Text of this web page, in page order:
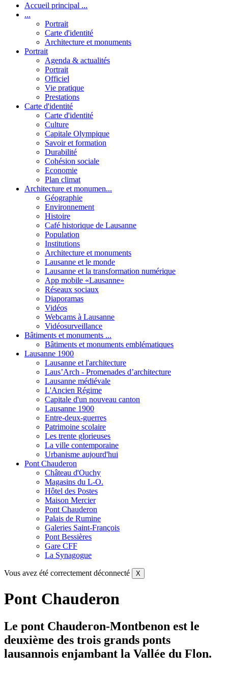
Accueil principal ...
...
Portrait
Carte d'identité
Architecture et monuments
Portrait
Agenda & actualités
Portrait
Officiel
Vie pratique
Prestations
Carte d'identité
Carte d'identité
Culture
Capitale Olympique
Savoir et formation
Durabilité
Cohésion sociale
Economie
Plan climat
Architecture et monumen...
Géographie
Environnement
Histoire
Café historique de Lausanne
Population
Institutions
Architecture et monuments
Lausanne et le monde
Lausanne et la transformation numérique
App mobile «Lausanne»
Réseaux sociaux
Diaporamas
Vidéos
Webcams à Lausanne
Vidéosurveillance
Bâtiments et monuments ...
Bâtiments et monuments emblématiques
Lausanne 1900
Lausanne et l'architecture
Laus’Arch - Promenades d’architecture
Lausanne médiévale
L'Ancien Régime
Capitale d'un nouveau canton
Lausanne 1900
Entre-deux-guerres
Patrimoine scolaire
Les trente glorieuses
La ville contemporaine
Urbanisme aujourd'hui
Pont Chauderon
Château d'Ouchy
Magasins du L-O.
Hôtel des Postes
Maison Mercier
Pont Chauderon
Palais de Rumine
Galeries Saint-François
Pont Bessières
Gare CFF
La Synagogue
Vous avez été correctement déconnecté X
Pont Chauderon
Le pont Chauderon-Montbenon est le
deuxième des trois grands ponts
lausannois enjambant la Vallée du Flon.